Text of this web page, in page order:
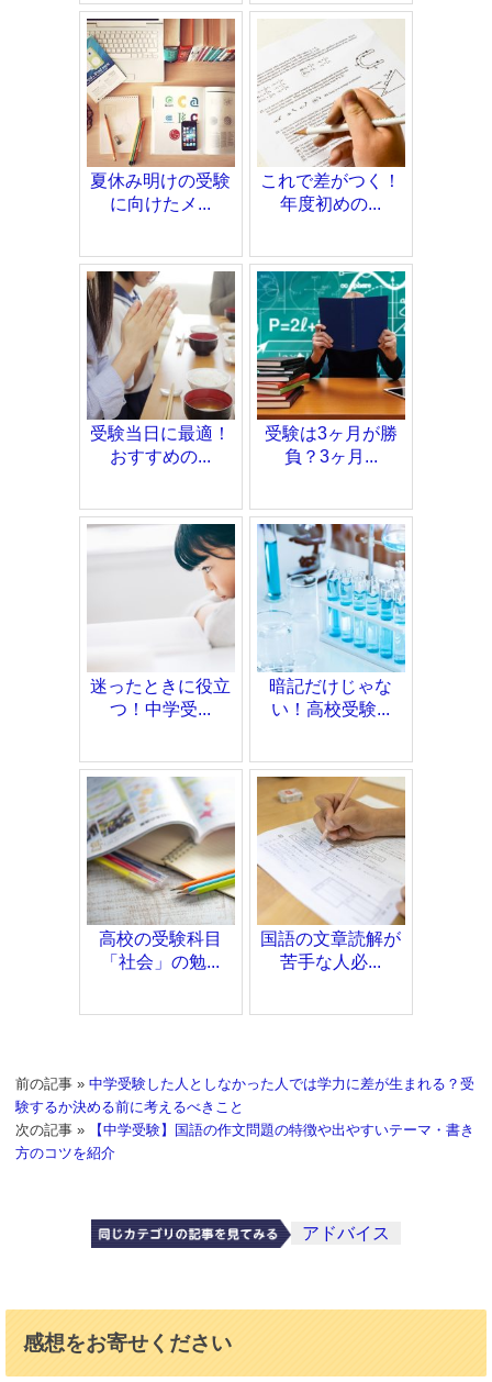
夏休み明けの受験
に向けたメ...
これで差がつく！
年度初めの...
受験当日に最適！
おすすめの...
受験は3ヶ月が勝
負？3ヶ月...
迷ったときに役立
つ！中学受...
暗記だけじゃな
い！高校受験...
高校の受験科目
「社会」の勉...
国語の文章読解が
苦手な人必...
前の記事 »中学受験した人としなかった人では学力に差が生まれる？受
験するか決める前に考えるべきこと
次の記事 »
【中学受験】国語の作文問題の特徴や出やすいテーマ・書き
方のコツを紹介
アドバイス
感想をお寄せください